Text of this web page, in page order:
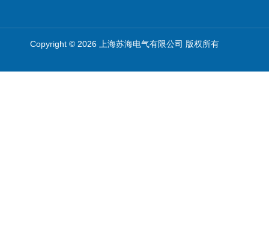
Copyright © 2026 上海苏海电气有限公司 版权所有